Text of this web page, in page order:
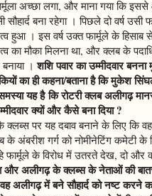
अच्छा लगा, और माना गया कि
सौहार्द बना रहेगा । पिछले दो वर्ष
हुआ । इस वर्ष उक्त फार्मूले के
का मौका मिलना था, और क्लब के
बनाया ।शशि पवार का उम्मीदवार
का ही कहना/बताना है कि मुकेश
यह है कि रोटरी क्लब अलीगढ़
क्यों और कैसे बना दिया ?
क्लब्स पर यह दबाव बनाने के लिए
अंबरीश गर्ग को नोमीनेटिंग कमेटी के
के विरोध में उतरते देख, दो और
और अलीगढ़ के क्लब्स के नेताओं की
अलीगढ़ में बने सौहार्द को नष्ट